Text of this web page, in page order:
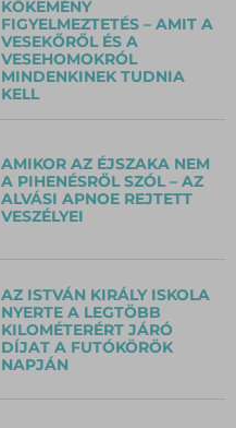
KŐKEMÉNY
FIGYELMEZTETÉS – AMIT A
VESEKŐRŐL ÉS A
VESEHOMOKRÓL
MINDENKINEK TUDNIA
KELL
AMIKOR AZ ÉJSZAKA NEM
A PIHENÉSRŐL SZÓL – AZ
ALVÁSI APNOE REJTETT
VESZÉLYEI
AZ ISTVÁN KIRÁLY ISKOLA
NYERTE A LEGTÖBB
KILOMÉTERÉRT JÁRÓ
DÍJAT A FUTÓKÖRÖK
NAPJÁN